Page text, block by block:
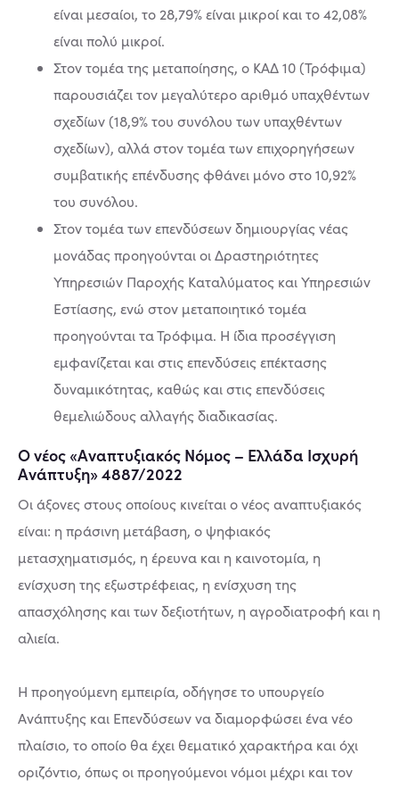
είναι μεσαίοι, το 28,79% είναι μικροί και το 42,08%
είναι πολύ μικροί.
Στον τομέα της μεταποίησης, ο ΚΑΔ 10 (Τρόφιμα)
παρουσιάζει τον μεγαλύτερο αριθμό υπαχθέντων
σχεδίων (18,9% του συνόλου των υπαχθέντων
σχεδίων), αλλά στον τομέα των επιχορηγήσεων
συμβατικής επένδυσης φθάνει μόνο στο 10,92%
του συνόλου.
Στον τομέα των επενδύσεων δημιουργίας νέας
μονάδας προηγούνται οι Δραστηριότητες
Υπηρεσιών Παροχής Καταλύματος και Υπηρεσιών
Εστίασης, ενώ στον μεταποιητικό τομέα
προηγούνται τα Τρόφιμα. Η ίδια προσέγγιση
εμφανίζεται και στις επενδύσεις επέκτασης
δυναμικότητας, καθώς και στις επενδύσεις
θεμελιώδους αλλαγής διαδικασίας.
Ο νέος «Αναπτυξιακός Νόμος – Ελλάδα Ισχυρή
Ανάπτυξη» 4887/2022
Οι άξονες στους οποίους κινείται ο νέος αναπτυξιακός
είναι: η πράσινη μετάβαση, ο ψηφιακός
μετασχηματισμός, η έρευνα και η καινοτομία, η
ενίσχυση της εξωστρέφειας, η ενίσχυση της
απασχόλησης και των δεξιοτήτων, η αγροδιατροφή και η
αλιεία.
Η προηγούμενη εμπειρία, οδήγησε το υπουργείο
Ανάπτυξης και Επενδύσεων να διαμορφώσει ένα νέο
πλαίσιο, το οποίο θα έχει θεματικό χαρακτήρα και όχι
οριζόντιο, όπως οι προηγούμενοι νόμοι μέχρι και τον